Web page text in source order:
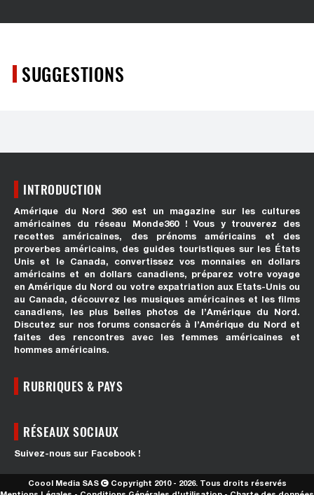
SUGGESTIONS
INTRODUCTION
Amérique du Nord 360 est un magazine sur les cultures
américaines du réseau Monde360 ! Vous y trouverez des
recettes américaines, des prénoms américains et des
proverbes américains, des guides touristiques sur les États
Unis et le Canada, convertissez vos monnaies en dollars
américains et en dollars canadiens, préparez votre voyage
en Amérique du Nord ou votre expatriation aux Etats-Unis ou
au Canada, découvrez les musiques américaines et les films
canadiens, les plus belles photos de l’Amérique du Nord.
Discutez sur nos forums consacrés à l’Amérique du Nord et
faites des rencontres avec les femmes américaines et
hommes américains.
RUBRIQUES & PAYS
RÉSEAUX SOCIAUX
Suivez-nous sur Facebook !
Coool Media SAS
Copyright 2010 - 2026. Tous droits réservés